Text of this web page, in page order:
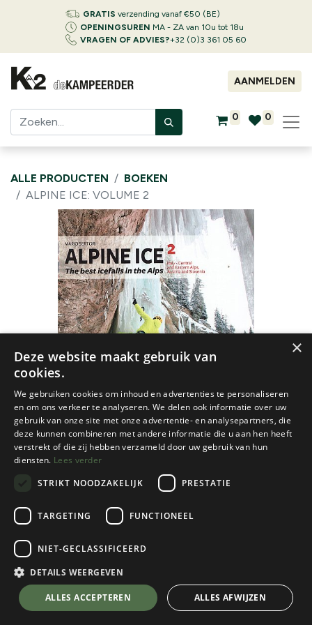
GRATIS verzending vanaf €50 (BE)
OPENINGSUREN MA - ZA van 10u tot 18u
VRAGEN OF ADVIES?+32 (0)3 361 05 60
AANMELDEN
0 0
ALLE PRODUCTEN
BOEKEN
ALPINE ICE: VOLUME 2
Cordee
Alpine Ice: Volume 2
Kies een maat💬 Stel je vraag over dit product via WhatsApp
×
Deze website maakt gebruik van
cookies.
We gebruiken cookies om inhoud en advertenties te personaliseren
en om ons verkeer te analyseren. We delen ook informatie over uw
gebruik van onze site met onze advertentie- en analysepartners, die
deze kunnen combineren met andere informatie die u aan hen heeft
verstrekt of die zij hebben verzameld door uw gebruik van hun
diensten. Lees verder
STRIKT NOODZAKELIJK
PRESTATIE
TARGETING FUNCTIONEEL
NIET-GECLASSIFICEERD
DETAILS WEERGEVEN
ALLES ACCEPTEREN ALLES AFWIJZEN